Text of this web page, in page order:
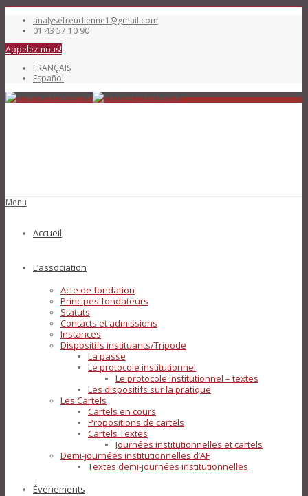
analysefreudienne1@gmail.com
01 43 57 10 90
Appelez-nous!
FRANÇAIS
Español
Menu
Accueil
L’association
Acte de fondation
Principes fondateurs
Statuts
Contacts et admissions
Instances
Dispositifs instituants/Tripode
La passe
Le protocole institutionnel
Le protocole institutionnel – textes
Les dispositifs sur la pratique
Les Cartels
Cartels en cours
Propositions de cartels
Cartels Textes
Journées institutionnelles et cartels
Demi-journées institutionnelles d’AF
Textes demi-journées institutionnelles
Évènements